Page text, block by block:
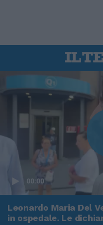
00:00
Leonardo Maria Del
in ospedale. Le